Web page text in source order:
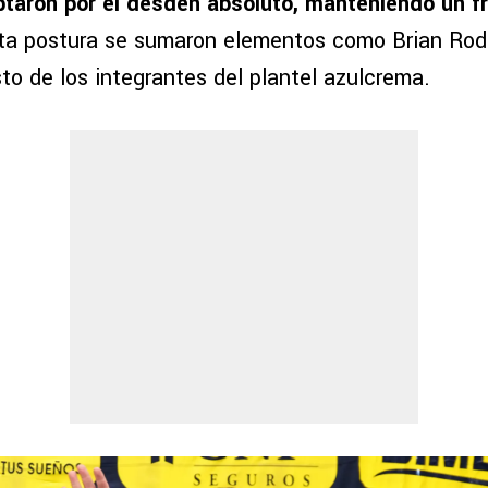
postura se sumaron elementos como Brian
de los integrantes del plantel azulcrema.